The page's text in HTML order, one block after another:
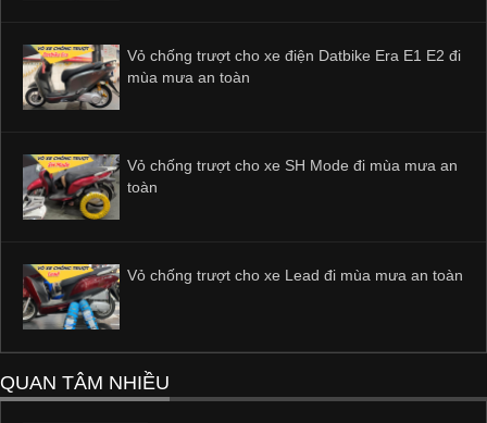
Vỏ chống trượt cho xe điện Datbike Era E1 E2 đi
mùa mưa an toàn
Vỏ chống trượt cho xe SH Mode đi mùa mưa an
toàn
Vỏ chống trượt cho xe Lead đi mùa mưa an toàn
QUAN TÂM NHIỀU